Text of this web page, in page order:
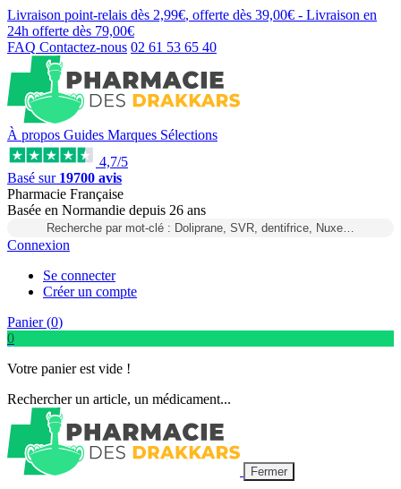
Livraison point-relais dès 2,99€, offerte dès 39,00€ - Livraison en
24h offerte dès 79,00€
FAQ Contactez-nous 02 61 53 65 40
À propos Guides Marques Sélections
4,7/5
Basé sur 19700 avis
Pharmacie Française
Basée en Normandie depuis 26 ans
Recherche par mot-clé : Doliprane, SVR, dentifrice, Nuxe…
Connexion
Se connecter
Créer un compte
Panier (0)
0
Votre panier est vide !
Rechercher un article, un médicament...
Fermer